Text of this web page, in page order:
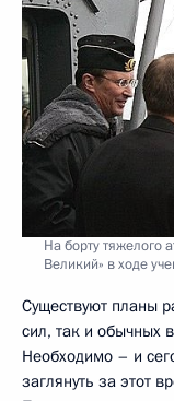
На борту тяжелого
Великий» в ходе
Существуют планы
сил, так и обычных
Необходимо – и
заглянуть за этот